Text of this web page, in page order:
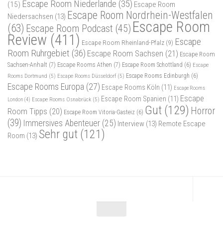
(15) Escape Room Niederlande (35) Escape Room
Niedersachsen (13) Escape Room Nordrhein-Westfalen
(63) Escape Room Podcast (45) Escape Room
Review (411) Escape Room Rheinland-Pfalz (9) Escape
Room Ruhrgebiet (36) Escape Room Sachsen (21) Escape Room
Sachsen-Anhalt (7) Escape Rooms Athen (7) Escape Room Schottland (6) Escape
Rooms Dortmund (5) Escape Rooms Düsseldorf (5) Escape Rooms Edinburgh (6)
Escape Rooms Europa (27) Escape Rooms Köln (11) Escape Rooms
London (4) Escape Rooms Osnabrück (5) Escape Room Spanien (11) Escape
Room Tipps (20) Escape Room Vitoria-Gasteiz (6) Gut (129) Horror
(39) Immersives Abenteuer (25) Interview (13) Remote Escape
Room (13) Sehr gut (121)